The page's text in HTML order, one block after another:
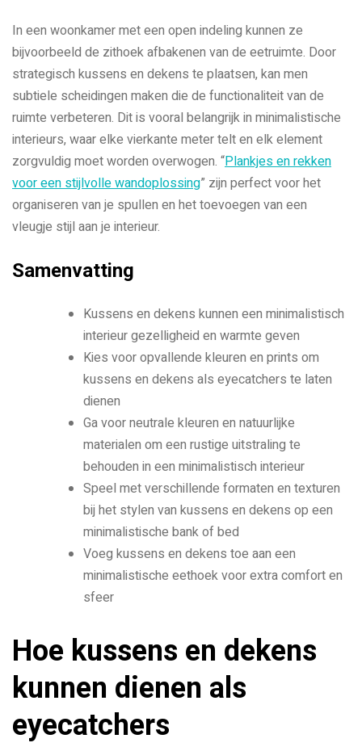
In een woonkamer met een open indeling kunnen ze
bijvoorbeeld de zithoek afbakenen van de eetruimte. Door
strategisch kussens en dekens te plaatsen, kan men
subtiele scheidingen maken die de functionaliteit van de
ruimte verbeteren. Dit is vooral belangrijk in minimalistische
interieurs, waar elke vierkante meter telt en elk element
zorgvuldig moet worden overwogen. “Plankjes en rekken
voor een stijlvolle wandoplossing” zijn perfect voor het
organiseren van je spullen en het toevoegen van een
vleugje stijl aan je interieur.
Samenvatting
Kussens en dekens kunnen een minimalistisch
interieur gezelligheid en warmte geven
Kies voor opvallende kleuren en prints om
kussens en dekens als eyecatchers te laten
dienen
Ga voor neutrale kleuren en natuurlijke
materialen om een rustige uitstraling te
behouden in een minimalistisch interieur
Speel met verschillende formaten en texturen
bij het stylen van kussens en dekens op een
minimalistische bank of bed
Voeg kussens en dekens toe aan een
minimalistische eethoek voor extra comfort en
sfeer
Hoe kussens en dekens
kunnen dienen als
eyecatchers